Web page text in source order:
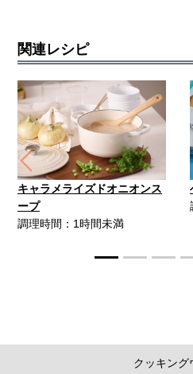
関連レシピ
キャラメライズドオニオンス
ープ
調理時間：1時間未満
Previous
クッキング